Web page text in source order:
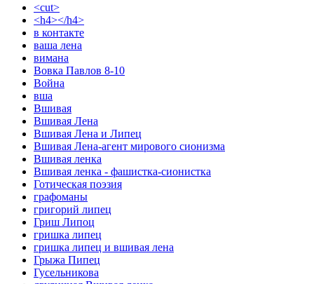
<cut>
<h4></h4>
в контакте
ваша лена
вимана
Вовка Павлов 8-10
Война
вша
Вшивая
Вшивая Лена
Вшивая Лена и Липец
Вшивая Лена-агент мирового сионизма
Вшивая ленка
Вшивая ленка - фашистка-сионистка
Готическая поэзия
графоманы
григорий липец
Гриш Липоц
гришка липец
гришка липец и вшивая лена
Грыжа Пипец
Гусельникова